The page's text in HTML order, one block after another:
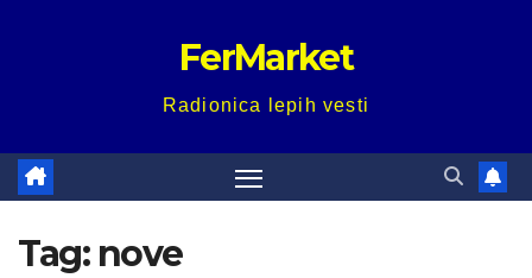
FerMarket
Radionica lepih vesti
Tag: nove